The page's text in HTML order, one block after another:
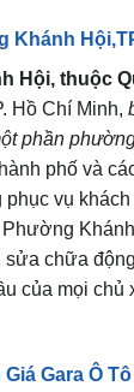
Khánh
Hội, thuộc
Hồ Chí Minh,
phần
phố và
phục vụ
chữa
của mọi chủ
Gara Ô